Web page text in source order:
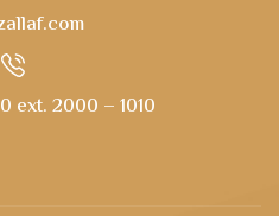
ext. 2000 – 1010